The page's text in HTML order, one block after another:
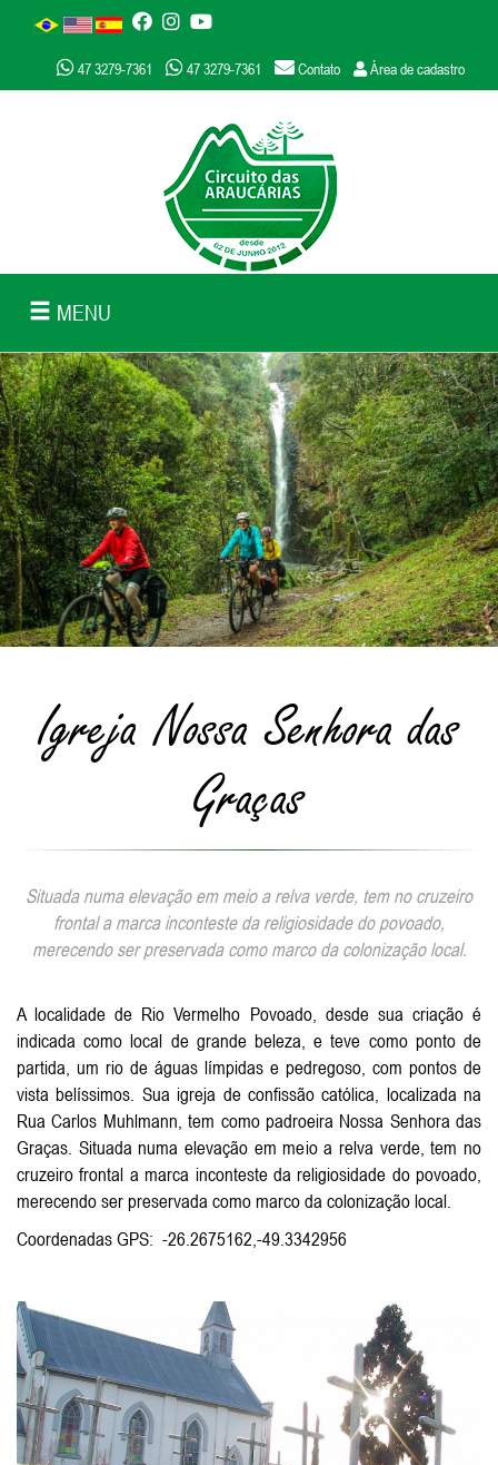
47 3279-7361 47 3279-7361 Contato Área de cadastro
MENU
Igreja Nossa Senhora das
Graças
Situada numa elevação em meio a relva verde, tem no cruzeiro
frontal a marca inconteste da religiosidade do povoado,
merecendo ser preservada como marco da colonização local.
A localidade de Rio Vermelho Povoado, desde sua criação é
indicada como local de grande beleza, e teve como ponto de
partida, um rio de águas límpidas e pedregoso, com pontos de
vista belíssimos. Sua igreja de confissão católica, localizada na
Rua Carlos Muhlmann, tem como padroeira Nossa Senhora das
Graças. Situada numa elevação em meio a relva verde, tem no
cruzeiro frontal a marca inconteste da religiosidade do povoado,
merecendo ser preservada como marco da colonização local.
Coordenadas GPS: -26.2675162,-49.3342956